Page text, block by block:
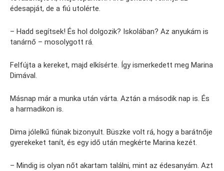
édesapját, de a fiú utolérte.
– Hadd segítsek! És hol dolgozik? Iskolában? Az anyukám is
tanárnő – mosolygott rá.
Felfújta a kereket, majd elkísérte. Így ismerkedett meg Marina
Dimával.
Másnap már a munka után várta. Aztán a második nap is. És
a harmadikon is.
Dima jólelkű fiúnak bizonyult. Büszke volt rá, hogy a barátnője
gyerekeket tanít, és egy idő után megkérte Marina kezét.
– Mindig is olyan nőt akartam találni, mint az édesanyám. Azt